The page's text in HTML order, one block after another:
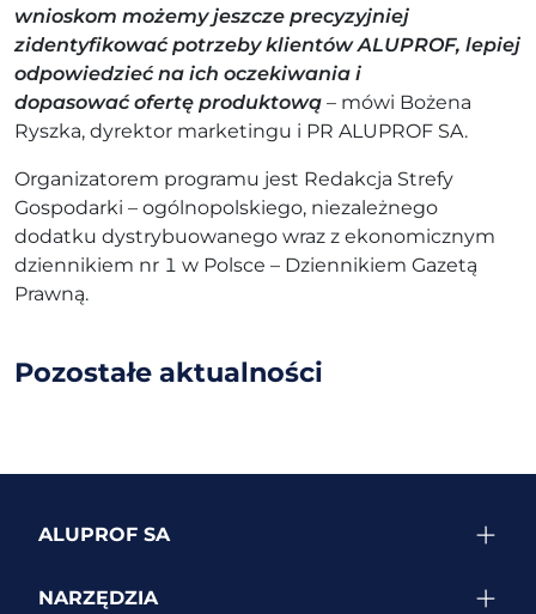
wnioskom możemy jeszcze precyzyjniej
zidentyfikować potrzeby klientów ALUPROF, lepiej
odpowiedzieć na ich oczekiwania i
dopasowaćofertę produktową – mówi Bożena
Ryszka, dyrektor marketingu i PR ALUPROF SA.
Organizatorem programu jest Redakcja Strefy
Gospodarki – ogólnopolskiego, niezależnego
dodatku dystrybuowanego wraz z ekonomicznym
dziennikiem nr 1 w Polsce – Dziennikiem Gazetą
Prawną.
Pozostałe aktualności
ALUPROF SA
NARZĘDZIA